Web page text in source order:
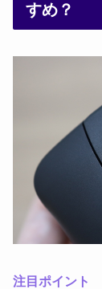
すめ？
注目ポイント